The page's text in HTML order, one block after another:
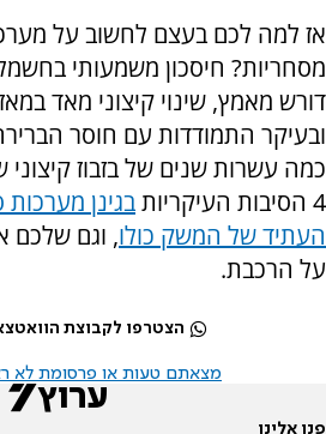
אז למה לכם בעצם לחשוב על
מסחריות? חיסכון משמעותי
דורש מאמץ, שינוי קיצוני מאד
ובעיקר התמודדות עם חוסר
כמה עשרות שנים של בזבוז קיצוני
4 הסיבות העיקריות
בגינן
העתיד של המשק כולו, וגם שלכם
על הרכבת.
הצטרפו לקבוצת
מצאתם טעות או פרסומת לא
פנו אלינו